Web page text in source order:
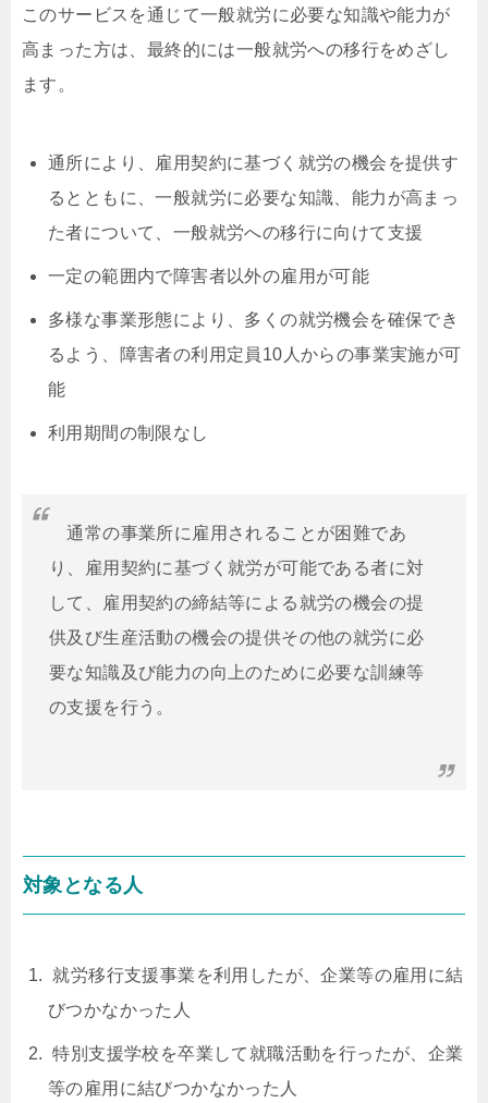
このサービスを通じて一般就労に必要な知識や能力が
高まった方は、最終的には一般就労への移行をめざし
ます。
通所により、雇用契約に基づく就労の機会を提供す
るとともに、一般就労に必要な知識、能力が高まっ
た者について、一般就労への移行に向けて支援
一定の範囲内で障害者以外の雇用が可能
多様な事業形態により、多くの就労機会を確保でき
るよう、障害者の利用定員10人からの事業実施が可
能
利用期間の制限なし
通常の事業所に雇用されることが困難であ
り、雇用契約に基づく就労が可能である者に対
して、雇用契約の締結等による就労の機会の提
供及び生産活動の機会の提供その他の就労に必
要な知識及び能力の向上のために必要な訓練等
の支援を行う。
対象となる人
就労移行支援事業を利用したが、企業等の雇用に結
びつかなかった人
特別支援学校を卒業して就職活動を行ったが、企業
等の雇用に結びつかなかった人